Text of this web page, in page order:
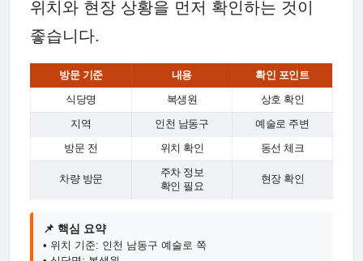
위치와 현장 상황을 먼저 확인하는 것이
좋습니다.
방문 기준 내용 확인 포인트
식당명 복생원 상호 확인
지역 인천 남동구 예술로 주변
방문 전 위치 확인 동선 체크
차량 방문
주차 정보
확인 필요
현장 확인
📌 핵심 요약
• 위치 기준: 인천 남동구 예술로 쪽